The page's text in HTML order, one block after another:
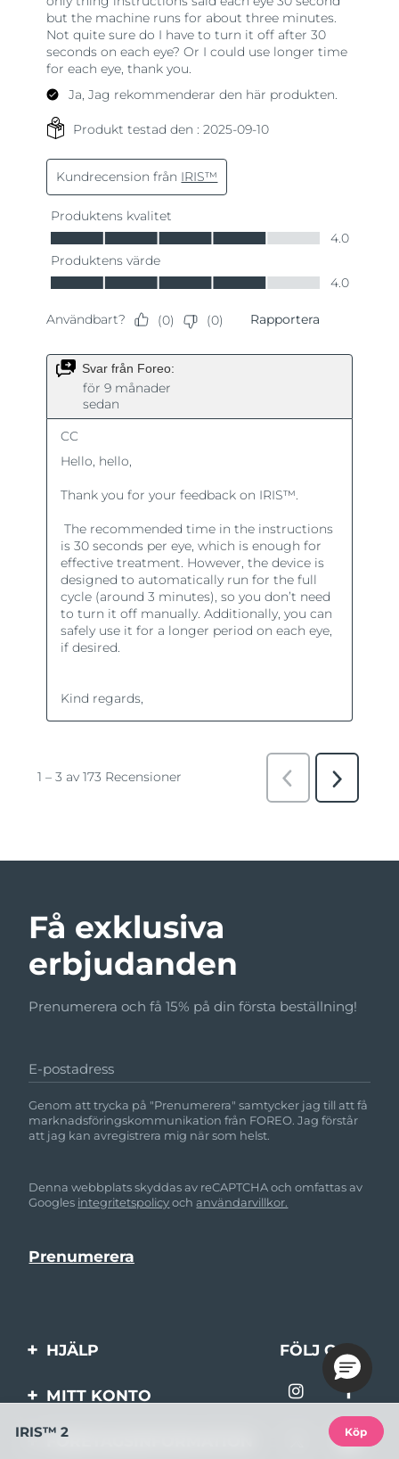
Få exklusiva
erbjudanden
Prenumerera och få 15% på din första beställning!
E-postadress
Genom att trycka på "Prenumerera" samtycker jag till att få
marknadsföringskommunikation från FOREO. Jag förstår
att jag kan avregistrera mig när som helst.
Denna webbplats skyddas av reCAPTCHA och omfattas av
Googles integritetspolicyochanvändarvillkor.
HJÄLP
Kontakta oss
FÖLJ OSS
MITT KONTO
Produktregistrering
FÖRETAGSINFORMATION
IRIS™ 2 Köp